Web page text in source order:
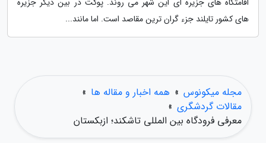
های کشور تایلند جزء گران ترین مقاصد است. اما مانند...
مجله میکونوس » همه اخبار و مقاله ها »
مقالات گردشگری »
معرفی فرودگاه بین المللی تاشکند؛ ازبکستان